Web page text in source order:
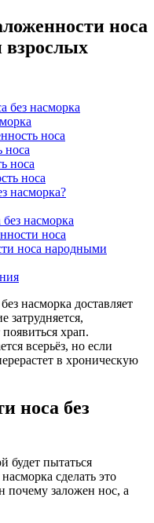
носа
взрослых
без насморка
носа
носа
носа
носа
насморка?
насморка
носа
носа народными
насморка доставляет
затрудняется,
храп.
всерьёз, но если
в хроническую
носа без
будет пытаться
сделать это
почему заложен нос, а